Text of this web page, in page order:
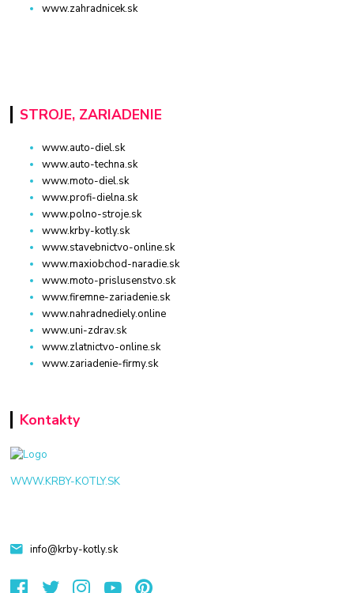
www.zahradnicek.sk
STROJE, ZARIADENIE
www.auto-diel.sk
www.auto-techna.sk
www.moto-diel.sk
www.profi-dielna.sk
www.polno-stroje.sk
www.krby-kotly.sk
www.stavebnictvo-online.sk
www.maxiobchod-naradie.sk
www.moto-prislusenstvo.sk
www.firemne-zariadenie.sk
www.nahradnediely.online
www.uni-zdrav.sk
www.zlatnictvo-online.sk
www.zariadenie-firmy.sk
Kontakty
WWW.KRBY-KOTLY.SK
info@krby-kotly.sk